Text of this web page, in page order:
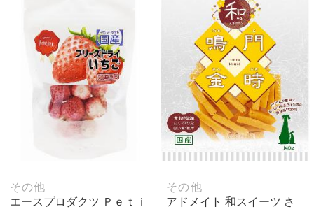
その他
エースプロダクツ Ｐｅｔｉ
その他
アドメイト 和スイーツ さ